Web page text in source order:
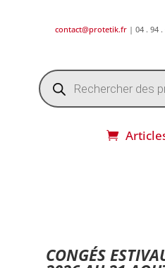
contact@protetik.fr | 04 . 94 .
Recherche
de
produits
CONGÉS